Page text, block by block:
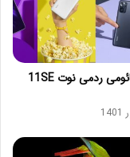
قیمت شیائومی ردمی نوت 11SE